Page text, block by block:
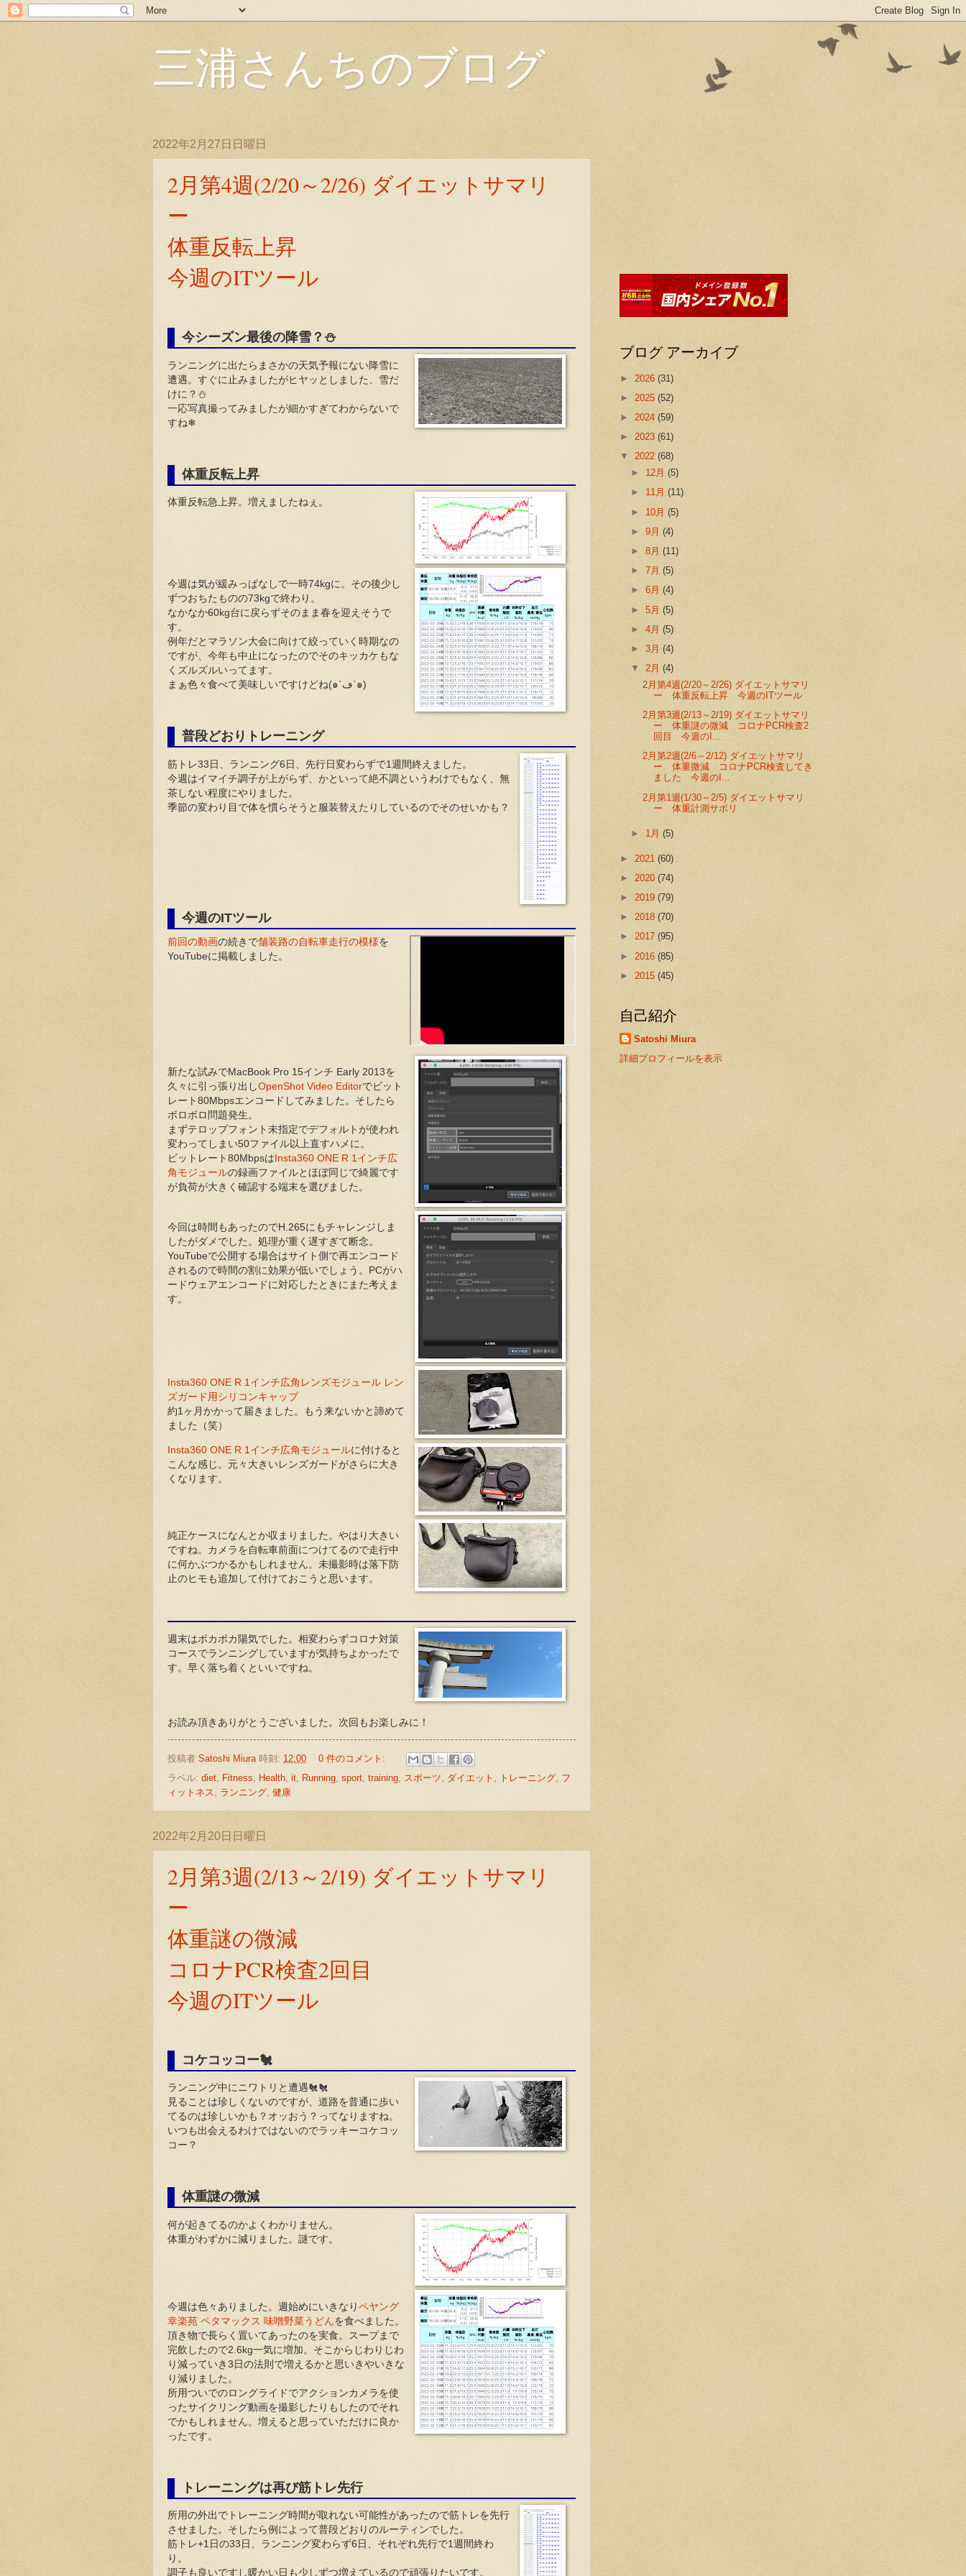
三浦さんちのブログ
2022年2月27日日曜日
2月第4週(2/20～2/26) ダイエットサマリ
ー
体重反転上昇
今週のITツール
今シーズン最後の降雪？⛄
ランニングに出たらまさかの天気予報にない降雪に
遭遇。すぐに止みましたがヒヤッとしました、雪だ
けに？⛄
一応写真撮ってみましたが細かすぎてわからないで
すね❄
体重反転上昇
体重反転急上昇。増えましたねぇ。
今週は気が緩みっぱなしで一時74kgに。その後少し
ずつおちたものの73kgで終わり。
なかなか60kg台に戻らずそのまま春を迎えそうで
す。
例年だとマラソン大会に向けて絞っていく時期なの
ですが、今年も中止になったのでそのキッカケもな
くズルズルいってます。
まぁ色々食べて美味しいですけどね(๑´ڡ`๑)
普段どおりトレーニング
筋トレ33日、ランニング6日、先行日変わらずで1週間終えました。
今週はイマイチ調子が上がらず、かといって絶不調というわけでもなく、無
茶しない程度にやりました。
季節の変わり目で体を慣らそうと服装替えたりしているのでそのせいかも？
今週のITツール
前回の動画の続きで舗装路の自転車走行の模様を
YouTubeに掲載しました。
新たな試みでMacBook Pro 15インチ Early 2013を
久々に引っ張り出しOpenShot Video Editorでビット
レート80Mbpsエンコードしてみました。そしたら
ボロボロ問題発生。
まずテロップフォント未指定でデフォルトが使われ
変わってしまい50ファイル以上直すハメに。
ビットレート80Mbpsは Insta360 ONE R 1インチ広
角モジュールの録画ファイルとほぼ同じで綺麗です
が負荷が大きく確認する端末を選びました。
今回は時間もあったのでH.265にもチャレンジしま
したがダメでした。処理が重く遅すぎて断念。
YouTubeで公開する場合はサイト側で再エンコード
されるので時間の割に効果が低いでしょう。PCがハ
ードウェアエンコードに対応したときにまた考えま
す。
Insta360 ONE R 1インチ広角レンズモジュール レン
ズガード用シリコンキャップ
約1ヶ月かかって届きました。もう来ないかと諦めて
ました（笑）
Insta360 ONE R 1インチ広角モジュールに付けると
こんな感じ。元々大きいレンズガードがさらに大き
くなります。
純正ケースになんとか収まりました。やはり大きい
ですね。カメラを自転車前面につけてるので走行中
に何かぶつかるかもしれません。未撮影時は落下防
止のヒモも追加して付けておこうと思います。
週末はポカポカ陽気でした。相変わらずコロナ対策
コースでランニングしていますが気持ちよかったで
す。早く落ち着くといいですね。
お読み頂きありがとうございました。次回もお楽しみに！
投稿者 Satoshi Miura 時刻: 12:00
0 件のコメント:
ラベル: diet Fitness Health it Running sport training スポーツ ダイエット トレーニング フ
ィットネス
ランニング 健康
2022年2月20日日曜日
2月第3週(2/13～2/19) ダイエットサマリ
ー
体重謎の微減
コロナPCR検査2回目
今週のITツール
コケコッコー🐔
ランニング中にニワトリと遭遇🐔🐔
見ることは珍しくないのですが、道路を普通に歩い
てるのは珍しいかも？オッおう？ってなりますね。
いつも出会えるわけではないのでラッキーコケコッ
コー？
体重謎の微減
何が起きてるのかよくわかりません。
体重がわずかに減りました。謎です。
今週は色々ありました。週始めにいきなり ペヤング
幸楽苑 ペタマックス 味噌野菜うどんを食べました。
頂き物で長らく置いてあったのを実食。スープまで
完飲したので2.6kg一気に増加。そこからじわりじわ
り減っていき3日の法則で増えるかと思いきやいきな
り減りました。
所用ついでのロングライドでアクションカメラを使
ったサイクリング動画を撮影したりもしたのでそれ
でかもしれません。増えると思っていただけに良か
ったです。
トレーニングは再び筋トレ先行
所用の外出でトレーニング時間が取れない可能性があったので筋トレを先行
させました。そしたら例によって普段どおりのルーティンでした。
筋トレ+1日の33日、ランニング変わらず6日、それぞれ先行で1週間終わ
り。
調子も良いですし暖かい日も少しずつ増えているので頑張りたいです。
ブログ アーカイブ
► 2026 (31)
► 2025 (52)
► 2024 (59)
► 2023 (61)
▼ 2022 (68)
► 12月(5)
► 11月(11)
► 10月(5)
►9月(4)
►8月(11)
►7月(5)
►6月(4)
►5月(5)
►4月(5)
►3月(4)
▼2月(4)
2月第4週(2/20～2/26) ダイエットサマリ
ー 体重反転上昇 今週のITツール
2月第3週(2/13～2/19) ダイエットサマリ
ー 体重謎の微減 コロナPCR検査2
回目 今週のI...
2月第2週(2/6～2/12) ダイエットサマリ
ー 体重微減 コロナPCR検査してき
ました 今週のI...
2月第1週(1/30～2/5) ダイエットサマリ
ー 体重計測サボリ
► 1月(5)
► 2021 (60)
► 2020 (74)
► 2019 (79)
► 2018 (70)
► 2017 (95)
► 2016 (85)
► 2015 (45)
自己紹介
Satoshi Miura
詳細プロフィールを表示